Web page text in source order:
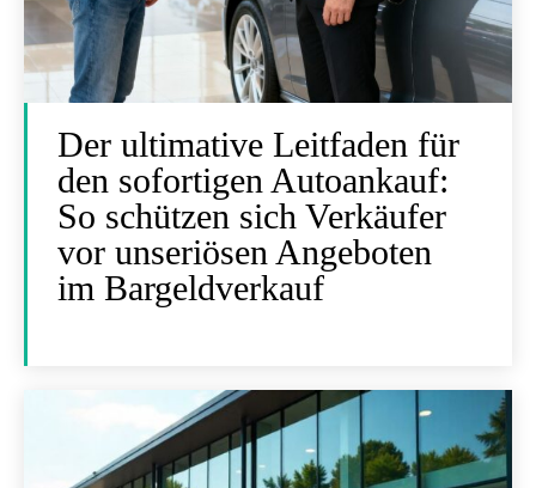
Der ultimative Leitfaden für
den sofortigen Autoankauf:
So schützen sich Verkäufer
vor unseriösen Angeboten
im Bargeldverkauf